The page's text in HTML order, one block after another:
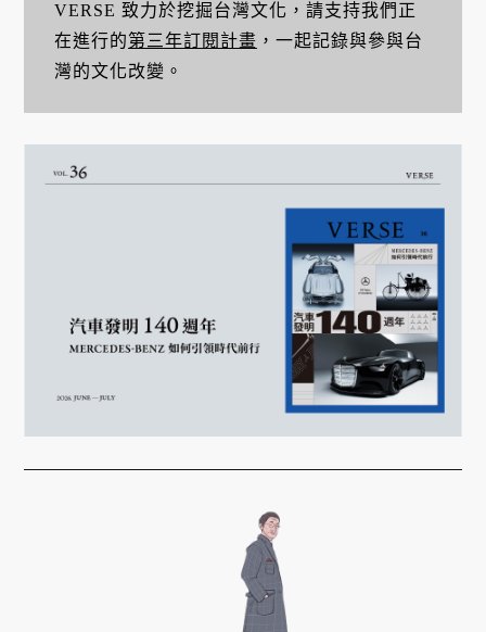
VERSE 致力於挖掘台灣文化，請支持我們正
在進行的第三年訂閱計畫 ，一起記錄與參與台
灣的文化改變。